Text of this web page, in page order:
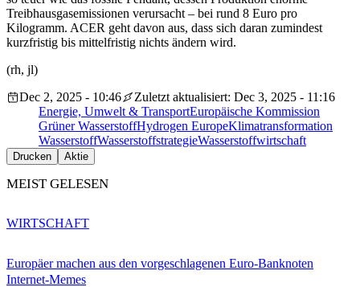
Treibhausgasemissionen verursacht – bei rund 8 Euro pro
Kilogramm. ACER geht davon aus, dass sich daran zumindest
kurzfristig bis mittelfristig nichts ändern wird.
(rh, jl)
Dec 2, 2025 - 10:46
Zuletzt aktualisiert: Dec 3, 2025 - 11:16
Energie, Umwelt & TransportEuropäische Kommission
Grüner WasserstoffHydrogen EuropeKlimatransformation
WasserstoffWasserstoffstrategieWasserstoffwirtschaft
Drucken Aktie
MEIST GELESEN
Europäer machen aus den vorgeschlagenen Euro-Banknoten
Internet-Memes
WIRTSCHAFT